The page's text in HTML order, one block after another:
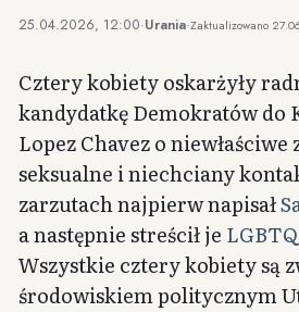
25.04.2026, 12:00·Urania·Zaktualizowano
Cztery kobiety oskarżyły
kandydatkę Demokratów do
Lopez Chavez o
seksualne i niechciany
zarzutach najpierw napisał
a następnie streścił je
Wszystkie cztery kobiety są
środowiskiem politycznym